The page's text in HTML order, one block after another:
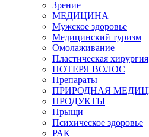
Зрение
МЕДИЦИНА
Мужское здоровье
Медицинский туризм
Омолаживание
Пластическая хирургия
ПОТЕРЯ ВОЛОС
Препараты
ПРИРОДНАЯ
ПРОДУКТЫ
Прыщи
Психическое здоровье
РАК